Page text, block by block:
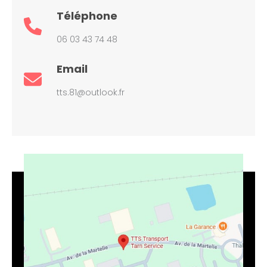
Téléphone
06 03 43 74 48
Email
tts.81@outlook.fr